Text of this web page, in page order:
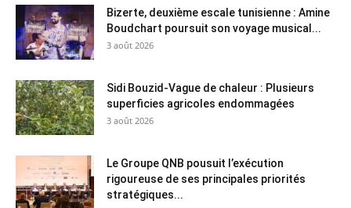
Bizerte, deuxième escale tunisienne : Amine
Boudchart poursuit son voyage musical...
3 août 2026
Sidi Bouzid-Vague de chaleur : Plusieurs
superficies agricoles endommagées
3 août 2026
Le Groupe QNB pousuit l’exécution
rigoureuse de ses principales priorités
stratégiques...